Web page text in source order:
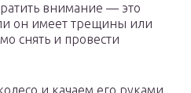
внимание — это
он имеет трещины или
снять и провести
и качаем его руками